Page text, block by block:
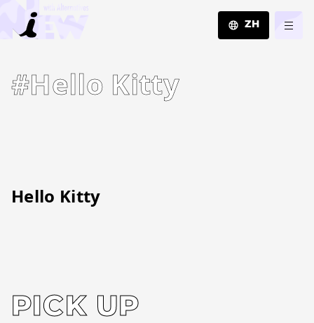
ZH
#Hello Kitty
Hello Kitty
PICK UP